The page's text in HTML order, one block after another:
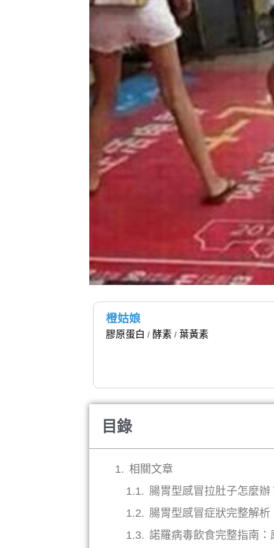
橙姑娘
膠原蛋白 / 酵素 /葉黃素
目錄
相關文章
腸胃型感冒拉肚子怎麼
腸胃型感冒症狀完整解
諾羅病毒飲食完整指南